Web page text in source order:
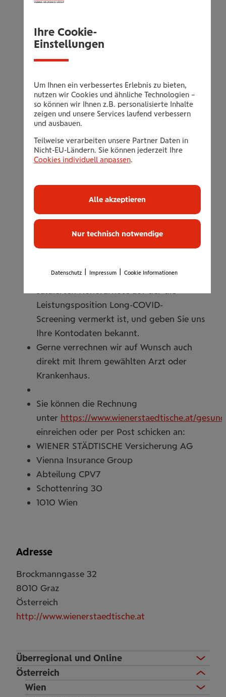
Überregional und Online
Österreich
Wien
Möglicher Untersuchungsumfang
(Beispiele):
Ausführliche Anamnese nach
Blutuntersuchung inklusive Antikörpertest
COVID-19
Herzultraschall
Ruhe EKG
Lungenfunktionstest inklusive
Sauerstoffsättigung
Befundbesprechung mit eventuellen
Empfehlungen für weitere Behandlungen
und Befundbericht
angeforderten Gutschein mit der
Leistungsposition Long-COVID-
Screening vermerkt ist, und geben Sie uns
Ihre Kontodaten bekannt.
Gerne verrechnen wir auf Wunsch auch
direkt mit Ihrem gewählten Arzt oder
Krankenhaus.
Sie können die Rechnung
unter https://www.wienerstaedtische.at/
einreichen oder per Post schicken an:
WIENER STÄDTISCHE Versicherung AG
Vienna Insurance Group
Abteilung CPV7
Schottenring 30
1010 Wien
Adresse
Brockmanngasse 32
8010 Graz
Österreich
http://www.wienerstaedtische.at
Ihre Cookie-
Einstellungen
Um Ihnen ein verbessertes Erlebnis zu bieten,
nutzen wir Cookies und ähnliche Technologien –
so können wir Ihnen z.B. personalisierte Inhalte
zeigen und unsere Services laufend verbessern
und ausbauen.
Teilweise verarbeiten unsere Partner Daten in
Nicht-EU-Ländern. Sie können jederzeit Ihre
Cookies individuell anpassen.
Nur technisch notwendige
Alle akzeptieren
Datenschutz Impressum Cookie Informationen